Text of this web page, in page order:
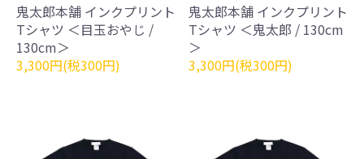
鬼太郎本舗 インクプリント
Tシャツ ＜目玉おやじ /
130cm＞
3,300円(税300円)
鬼太郎本舗 インクプリント
Tシャツ ＜鬼太郎 / 130cm
＞
3,300円(税300円)